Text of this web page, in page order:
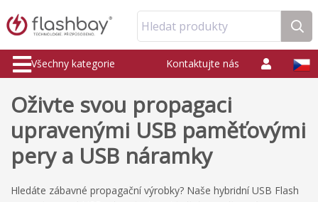
Hledat produkty
Všechny kategorie Kontaktujte nás
Oživte svou propagaci
upravenými USB paměťovými
pery a USB náramky
Hledáte zábavné propagační výrobky? Naše hybridní USB Flash